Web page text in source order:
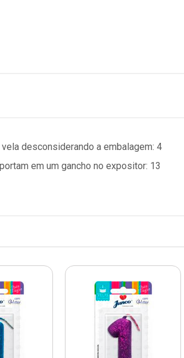
desconsiderando a embalagem: 4
em um gancho no expositor: 13